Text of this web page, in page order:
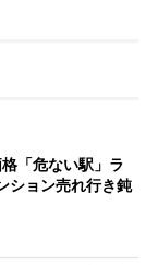
格「危ない駅」ラ
ション売れ行き鈍